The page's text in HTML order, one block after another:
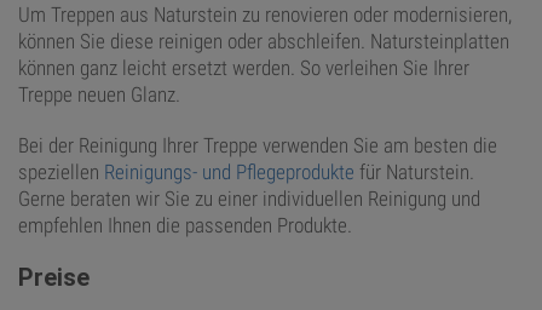
Um Treppen aus Naturstein zu renovieren oder modernisieren,
können Sie diese reinigen oder abschleifen. Natursteinplatten
können ganz leicht ersetzt werden. So verleihen Sie Ihrer
Treppe neuen Glanz.
Bei der Reinigung Ihrer Treppe verwenden Sie am besten die
speziellen Reinigungs- und Pflegeprodukte für Naturstein.
Gerne beraten wir Sie zu einer individuellen Reinigung und
empfehlen Ihnen die passenden Produkte.
Preise